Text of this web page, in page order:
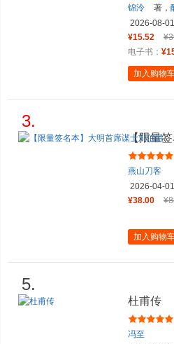
锦泠 著，
2026-08-01
¥15.52
电子书：
加入购物
3.
【限量
燕山刀客
2026-04-01
¥38.00
加入购物
5.
杜甫传
冯至